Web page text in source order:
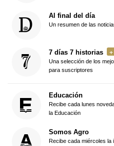
Al final del día
Un resumen de las
7 días 7 historias
Una selección de los
para suscriptores
Educación
Recibe cada lunes
la Educación
Somos Agro
Recibe cada miércoles la